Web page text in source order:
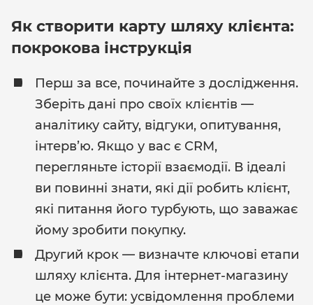
Як створити карту шляху клієнта:
покрокова інструкція
Перш за все, починайте з дослідження.
Зберіть дані про своїх клієнтів —
аналітику сайту, відгуки, опитування,
інтерв’ю. Якщо у вас є CRM,
перегляньте історії взаємодії. В ідеалі
ви повинні знати, які дії робить клієнт,
які питання його турбують, що заважає
йому зробити покупку.
Другий крок — визначте ключові етапи
шляху клієнта. Для інтернет-магазину
це може бути: усвідомлення проблеми